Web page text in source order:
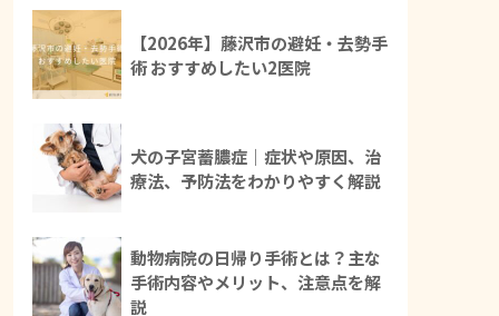
【2026年】藤沢市の避妊・去勢手
術 おすすめしたい2医院
犬の子宮蓄膿症｜症状や原因、治
療法、予防法をわかりやすく解説
動物病院の日帰り手術とは？主な
手術内容やメリット、注意点を解
説